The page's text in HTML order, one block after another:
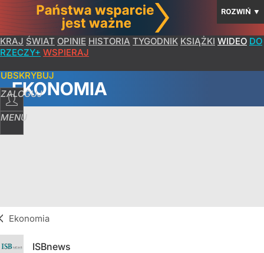
ROZWIŃ ▼
KRAJ ŚWIAT OPINIE HISTORIA TYGODNIK KSIĄŻKI WIDEO DO
RZECZY+ WSPIERAJ
ZALOGUJ
MENU
EKONOMIA
Ekonomia
ISBnews